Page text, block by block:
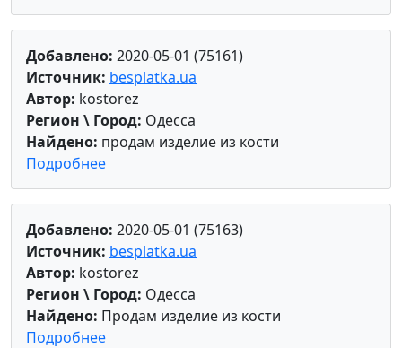
Добавлено: 2020-05-01 (75161)
Источник: besplatka.ua
Автор: kostorez
Регион \ Город: Одесса
Найдено: продам изделие из кости
Подробнее
Добавлено: 2020-05-01 (75163)
Источник: besplatka.ua
Автор: kostorez
Регион \ Город: Одесса
Найдено: Продам изделие из кости
Подробнее